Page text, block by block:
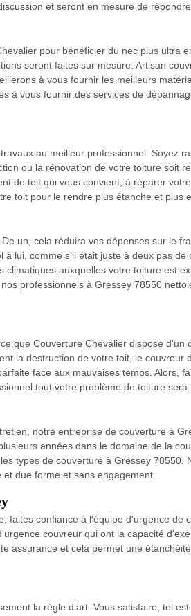
et seront en mesure de
pour bénéficier du nec plus ultra
seront faites sur mesure. Artisan
à vous fournir les meilleurs
à vous fournir des services de
au meilleur professionnel. Soyez
ou la rénovation de votre toiture soit
de toit qui vous convient, à réparer
toit pour le rendre plus étanche et plus
un, cela réduira vos dépenses sur le
lui, comme s’il était juste à deux pas de
auxquelles votre toiture est
professionnels à Gressey 78550
que Couverture Chevalier dispose
la destruction de votre toit, le
face aux mauvaises temps. Alors,
tout votre problème de toiture sera
notre entreprise de couverture à
années dans le domaine de la
types de couverture à Gressey 78550.
due forme et sans engagement.
confiance à l'équipe d'urgence de
couvreur qui ont la capacité
assurance et cela permet une
la règle d’art. Vous satisfaire, tel